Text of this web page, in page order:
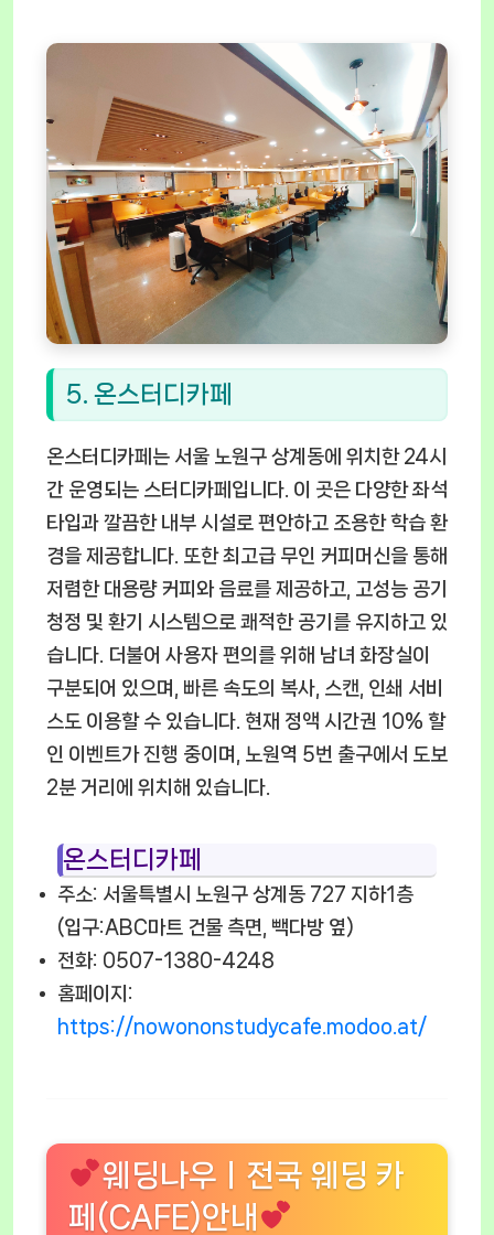
5. 온스터디카페
온스터디카페는 서울 노원구 상계동에 위치한 24시
간 운영되는 스터디카페입니다. 이 곳은 다양한 좌석
타입과 깔끔한 내부 시설로 편안하고 조용한 학습 환
경을 제공합니다. 또한 최고급 무인 커피머신을 통해
저렴한 대용량 커피와 음료를 제공하고, 고성능 공기
청정 및 환기 시스템으로 쾌적한 공기를 유지하고 있
습니다. 더불어 사용자 편의를 위해 남녀 화장실이
구분되어 있으며, 빠른 속도의 복사, 스캔, 인쇄 서비
스도 이용할 수 있습니다. 현재 정액 시간권 10% 할
인 이벤트가 진행 중이며, 노원역 5번 출구에서 도보
2분 거리에 위치해 있습니다.
온스터디카페
주소: 서울특별시 노원구 상계동 727 지하1층
(입구:ABC마트 건물 측면, 빽다방 옆)
전화: 0507-1380-4248
홈페이지:
https://nowononstudycafe.modoo.at/
웨딩나우ㅣ전국 웨딩 카
페(CAFE)안내